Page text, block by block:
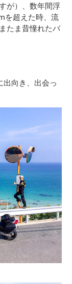
が）、数年間浮
を超えた時、流
たま昔憧れたバ
出向き、出会っ